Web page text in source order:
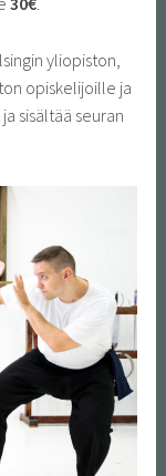
yliopiston,
opiskelijoille ja
ja sisältää seuran